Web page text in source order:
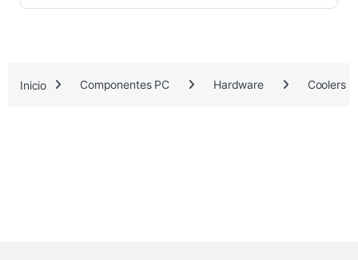
0
.
Inicio Componentes PC Hardware Coolers